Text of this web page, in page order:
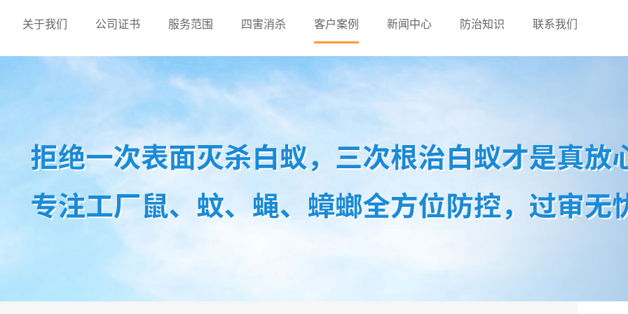
关于我们 公司证书 服务范围 四害消杀 客户案例 新闻中心 防治知识 联系我们